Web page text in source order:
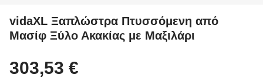
vidaXL Ξαπλώστρα Πτυσσόμενη από
Μασίφ Ξύλο Ακακίας με Μαξιλάρι
303,53 €